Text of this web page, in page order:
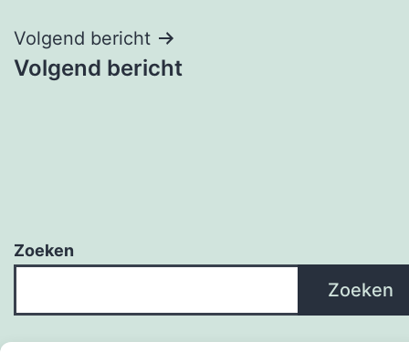
Volgend bericht
Volgend bericht
Zoeken
Zoeken